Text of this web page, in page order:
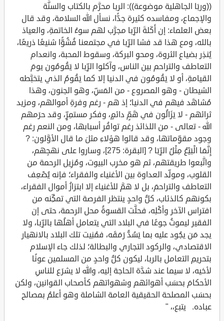
((وربَا الجاهلية موضوعة)): الربا محرَّم بالكتاب والسنَّة
والإجماع، ومفاسده كثيرة جدًّا، نسأل الله السلامة، وقد قال
بعض العلماء: إن أَكَلةَ الرِّبا مجرَّب لهم سوءُ الخاتمةِ، والعياذ
بالله، ومع هذا قد فشا الرِّبا في مجتمعنا فُشُوًّا شنيعًا ذريعًا،
يُنذِر بضياع الثروة، ومحوِ البركة، وسقوط المحبة، وانعدام
التعاطف والتراحم بين الناس، وآكلوا الرِّبا لا يَقُومُون يومَ
القيامةِ، أو لا يَقُومُون في الدنيا إلا كما يَقُومُ الذي يتخبَّطه
الشيطان - وهو المصروع - من المَسِّ، وهو الجنون، وهذا
مُشاهَد فيهم في الدنيا؛ إذ هم - رغم وفرةِ أموالهم، ومزيد
ثرائهم - لا يَزَالُون في هَمٍّ دائمٍ، وفكر مستمِرٍّ، وقد حرَمهم
الله - تعالى - من اللذائذ رغم توافُرِ أسبابها، ومن النعم رغم
وجود مقوِّماتها، وقد قالوا هؤلاءِ مثلَ ما قال الأوَّلون: ?
إِنَّمَا الْبَيْعُ مِثْلُ الرِّبَا ? [البقرة: 275]، وساروا على نهجِهم،
واتَّبعوا طريقتهم، ثم هو مخرِب البيوت، ومُزِيل الرحمة من
القلوب، ومولِّد العداوة بين الأغنياء والفقراء؛ فإنه يُضْعِف
التعاطف والتراحمَ، بل لا همَّ للأغنياء إلا ابتزازُ أموال الفقراء،
بكونهم كالذئاب، كلُّ واحدٍ ينتظر الفرصة التي تمكِّنه من
افتراس الآخر وأكْلِه، فحلَّت القسوةُ محل الرحمة، حتى إن
الفقير ليموتُ جوعًا في البلاد التي يتعامل أهلُها بالرِّبا، ولا
يجد مَن يجُود عليه بما يَسُدُّ رَمَقَه، فمُنِيت تلك البلاد بالانهيار
الاقتصادي، والركود التجاري والبطالة؛ لذلك جاء الإسلام
بتحريمِ التعامل بالربا، ليكون كلُّ واحدٍ من المسلمين عونًا
لأخيه، لا سيما عند شدَّة الحاجة إليه، والله لا يشرَع للناسِ
الأحكامَ بحسَب أهوائهم وشهواتهم كأصحاب القوانين، ولكن
بحسَب المصلحة الحقيقية العامة الشاملة وهو أعلمُ بمصالح
عباده. يتبع،، "